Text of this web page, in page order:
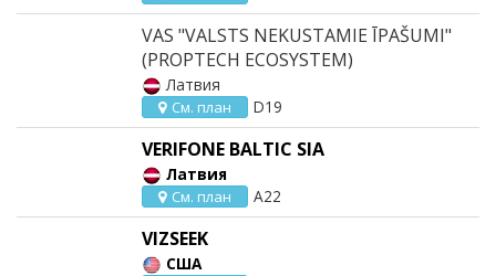
VAS "VALSTS NEKUSTAMIE ĪPAŠUMI"
(PROPTECH ECOSYSTEM)
Латвия
См. план D19
VERIFONE BALTIC SIA
Латвия
См. план A22
VIZSEEK
США